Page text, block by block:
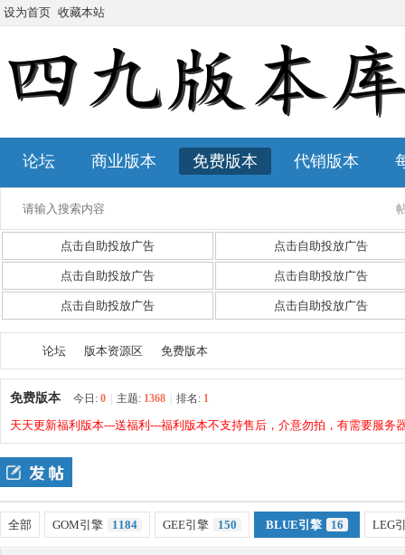
设为首页 收藏本站
论坛 商业版本 免费版本 代销版本
点击自助投放广告 点击自助投放广告
点击自助投放广告 点击自助投放广告
点击自助投放广告 点击自助投放广告
四 »
论坛
›
版本资源区
›
免费版本
免费版本 今日: 0 主题: 1368 排名: 1
天天更新福利版本---送福利---福利版本不支持售后，介意勿拍，有需要服务
全部 GOM引擎 1184 GEE引擎 150 BLUE引擎 16 LEG